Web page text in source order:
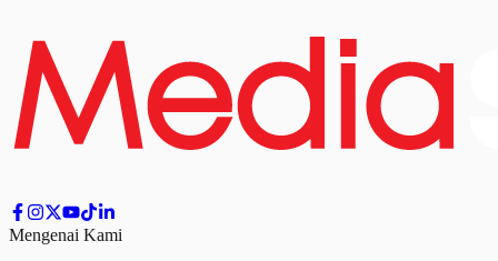
Mengenai Kami